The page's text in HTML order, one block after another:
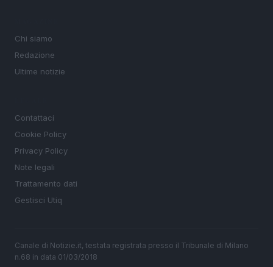
Chi siamo
Redazione
Ultime notizie
Contattaci
Cookie Policy
Privacy Policy
Note legali
Trattamento dati
Gestisci Utiq
Canale di Notizie.it, testata registrata presso il Tribunale di Milano
n.68 in data 01/03/2018